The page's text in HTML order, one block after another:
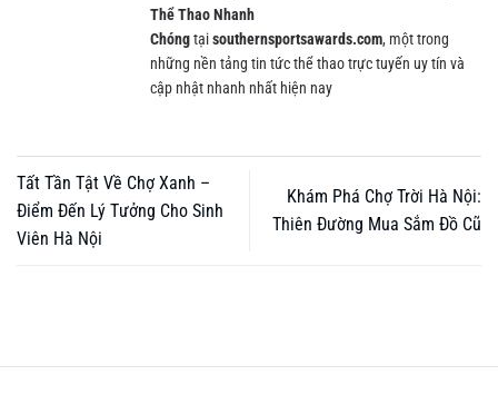
Thể Thao Nhanh
Chóngtạisouthernsportsawards.com, một trong
những nền tảng tin tức thể thao trực tuyến uy tín và
cập nhật nhanh nhất hiện nay
Tất Tần Tật Về Chợ Xanh –
Điểm Đến Lý Tưởng Cho Sinh
Viên Hà Nội
Khám Phá Chợ Trời Hà Nội:
Thiên Đường Mua Sắm Đồ Cũ